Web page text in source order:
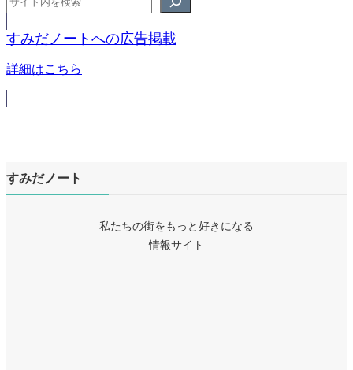
すみだノートへの広告掲載
詳細はこちら
すみだノート
私たちの街をもっと好きになる
情報サイト